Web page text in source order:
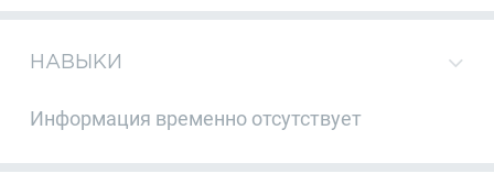
НАВЫКИ
Информация временно отсутствует